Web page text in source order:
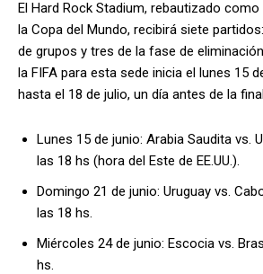
El Hard Rock Stadium, rebautizado
la Copa del Mundo, recibirá siete
de grupos y tres de la fase de
la FIFA para esta sede inicia el lunes 15
hasta el 18 de julio, un día antes de la
Lunes 15 de junio: Arabia Saudita vs.
las 18 hs (hora del Este de EE.UU.).
Domingo 21 de junio: Uruguay vs.
las 18 hs.
Miércoles 24 de junio: Escocia vs.
hs.